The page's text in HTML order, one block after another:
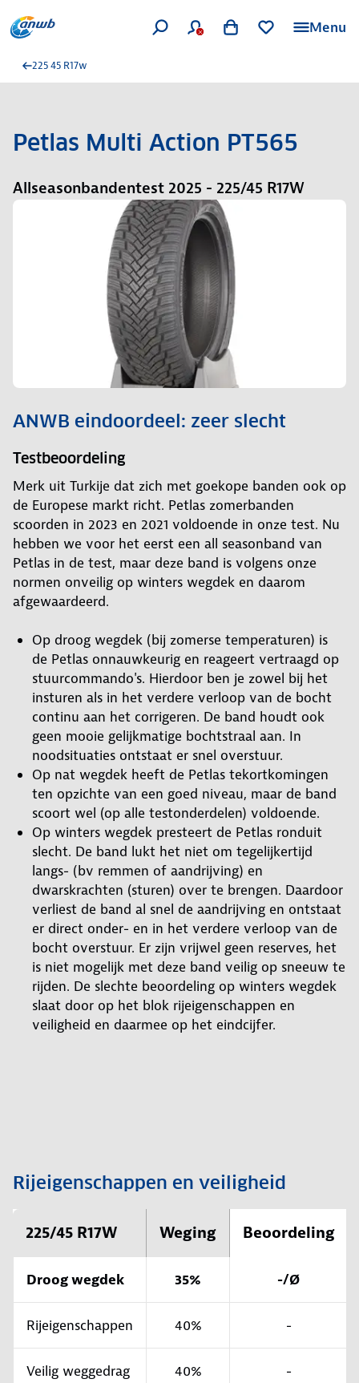
Menu
225 45 R17w
Petlas Multi Action PT565
Allseasonbandentest 2025 - 225/45 R17W
ANWB eindoordeel: zeer slecht
Testbeoordeling
Merk uit Turkije dat zich met goekope banden ook op
de Europese markt richt. Petlas zomerbanden
scoorden in 2023 en 2021 voldoende in onze test. Nu
hebben we voor het eerst een all seasonband van
Petlas in de test, maar deze band is volgens onze
normen onveilig op winters wegdek en daarom
afgewaardeerd.
Op droog wegdek (bij zomerse temperaturen) is
de Petlas onnauwkeurig en reageert vertraagd op
stuurcommando's. Hierdoor ben je zowel bij het
insturen als in het verdere verloop van de bocht
continu aan het corrigeren. De band houdt ook
geen mooie gelijkmatige bochtstraal aan. In
noodsituaties ontstaat er snel overstuur.
Op nat wegdek heeft de Petlas tekortkomingen
ten opzichte van een goed niveau, maar de band
scoort wel (op alle testonderdelen) voldoende.
Op winters wegdek presteert de Petlas ronduit
slecht. De band lukt het niet om tegelijkertijd
langs- (bv remmen of aandrijving) en
dwarskrachten (sturen) over te brengen. Daardoor
verliest de band al snel de aandrijving en ontstaat
er direct onder- en in het verdere verloop van de
bocht overstuur. Er zijn vrijwel geen reserves, het
is niet mogelijk met deze band veilig op sneeuw te
rijden. De slechte beoordeling op winters wegdek
slaat door op het blok rijeigenschappen en
veiligheid en daarmee op het eindcijfer.
Rijeigenschappen en veiligheid
225/45 R17W Weging Beoordeling
Droog wegdek 35% -/Ø
Rijeigenschappen 40% -
Veilig weggedrag 40% -